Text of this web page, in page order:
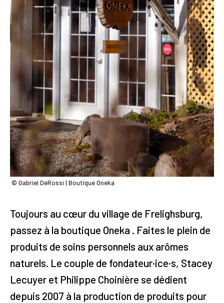
© Gabriel DeRossi | Boutique Oneka
Toujours au cœur du village de Frelighsburg,
passez à la boutique Oneka . Faites le plein de
produits de soins personnels aux arômes
naturels. Le couple de fondateur·ice·s, Stacey
Lecuyer et Philippe Choinière se dédient
depuis 2007 à la production de produits pour